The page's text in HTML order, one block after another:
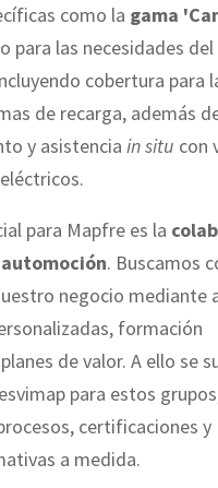
como la gama
para las necesidades
cobertura para
de recarga, además
y asistencia in situ con
para Mapfre es la
. Buscamos
negocio mediante
formación
de valor. A ello se
para estos
certificaciones y
a medida.